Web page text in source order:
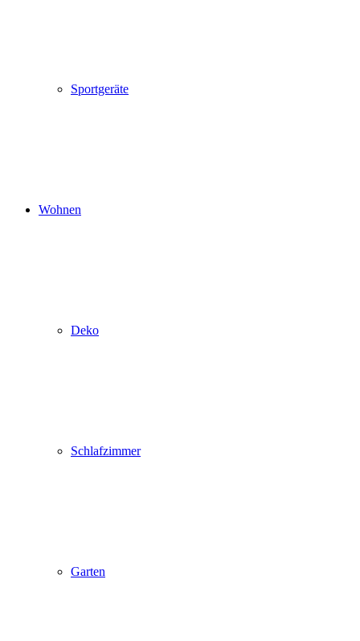
Sportgeräte
Wohnen
Deko
Schlafzimmer
Garten